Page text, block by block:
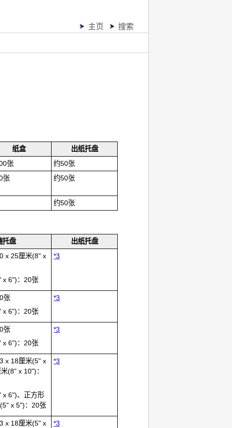
主页
搜索
纸盒
出纸托盘
张
约50张
张 约50张
约50张
托盘
出纸托盘
x 25厘米(8" x
x 6")：20张
*3
张
x 6")：20张
*3
张
x 6")：20张
*3
x 18厘米(5" x
(8" x 10")：
x 6")、正方形
x 5")：20张
*3
x 18厘米(5" x
*3